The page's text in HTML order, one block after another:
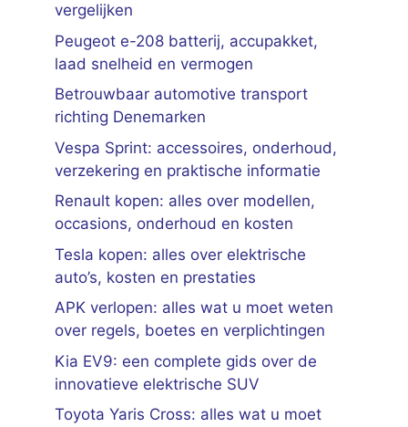
vergelijken
Peugeot e-208 batterij, accupakket,
laad snelheid en vermogen
Betrouwbaar automotive transport
richting Denemarken
Vespa Sprint: accessoires, onderhoud,
verzekering en praktische informatie
Renault kopen: alles over modellen,
occasions, onderhoud en kosten
Tesla kopen: alles over elektrische
auto’s, kosten en prestaties
APK verlopen: alles wat u moet weten
over regels, boetes en verplichtingen
Kia EV9: een complete gids over de
innovatieve elektrische SUV
Toyota Yaris Cross: alles wat u moet